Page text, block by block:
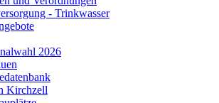
- Trinkwasser
2026
Kirchzell